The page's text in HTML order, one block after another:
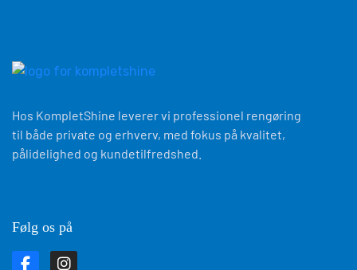
Hos KompletShine leverer vi professionel rengøring
til både private og erhverv, med fokus på kvalitet,
pålidelighed og kundetilfredshed.
Følg os på